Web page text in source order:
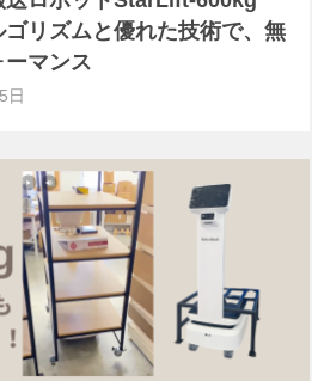
リズムと優れた技術で、無
マンス
日